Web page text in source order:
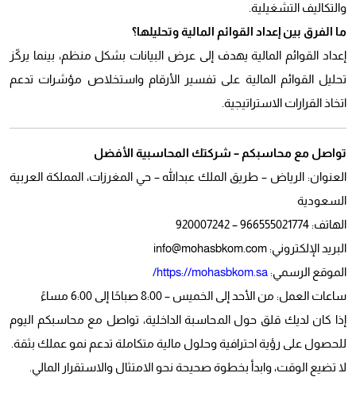
والتكاليف التشغيلية.
ما الفرق بين إعداد القوائم المالية وتحليلها؟
إعداد القوائم المالية يهدف إلى عرض البيانات بشكل منظم، بينما يركّز
تحليل القوائم المالية على تفسير الأرقام واستخلاص مؤشرات تدعم
اتخاذ القرارات الاستراتيجية.
تواصل مع محاسبكم – شركتك المحاسبية الأفضل
العنوان: الرياض – طريق الملك عبدالله – حي المغرزات، المملكة العربية
السعودية
الهاتف: 966555021774 – 920007242
البريد الإلكتروني: info@mohasbkom.com
الموقع الرسمي: https://mohasbkom.sa/
ساعات العمل: من الأحد إلى الخميس – 8:00 صباحًا إلى 6:00 مساءً
إذا كان لديك قلق حول المحاسبة الداخلية، تواصل مع محاسبكم اليوم
للحصول على رؤية احترافية وحلول مالية متكاملة تدعم نمو عملك بثقة.
لا تضيع الوقت، وابدأ بخطوة صحيحة نحو الامتثال والاستقرار المالي.